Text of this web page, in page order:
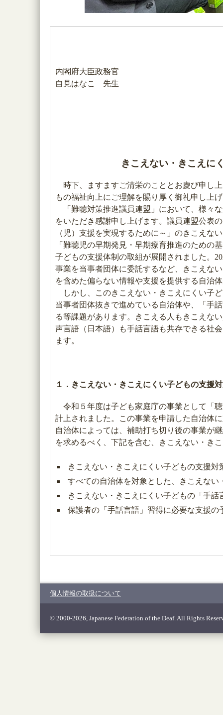
内閣府大臣政務官
自見はなこ 先生
きこえない・きこえに
時下、ますますご清栄のこととお慶び申し
もの福祉向上にご理解を賜り厚く御礼申し上
「難聴対策推進議員連盟」において、様々
をいただき感謝申し上げます。議員連盟公表
（児）支援を実現するために～」のきこえな
「難聴児の早期発見・早期療育推進のための
子どもの支援体制の取組が展開されました。
事業を当事者団体に委託するなど、きこえな
を含めた偏らない情報や支援を提供する自治
しかし、このきこえない・きこえにくい子
当事者団体抜きで進めている自治体や、「手
る等課題があります。きこえる人もきこえな
声言語（日本語）も手話言語も共存できる社
ます。
１．きこえない・きこえにくい子どもの支援
令和５年度は子ども家庭庁の事業として「
計上されました。この事業を申請した自治体
自治体によっては、補助打ち切り後の事業が
を求めるべく、下記を含む、きこえない・き
きこえない・きこえにくい子どもの支援対
すべての自治体を対象とした、きこえな
きこえない・きこえにくい子どもの「手
保護者の「手話言語」習得に必要な支援の
個人情報の取扱について
© 2000-2026, Japanese Federation of the Deaf. All Rights